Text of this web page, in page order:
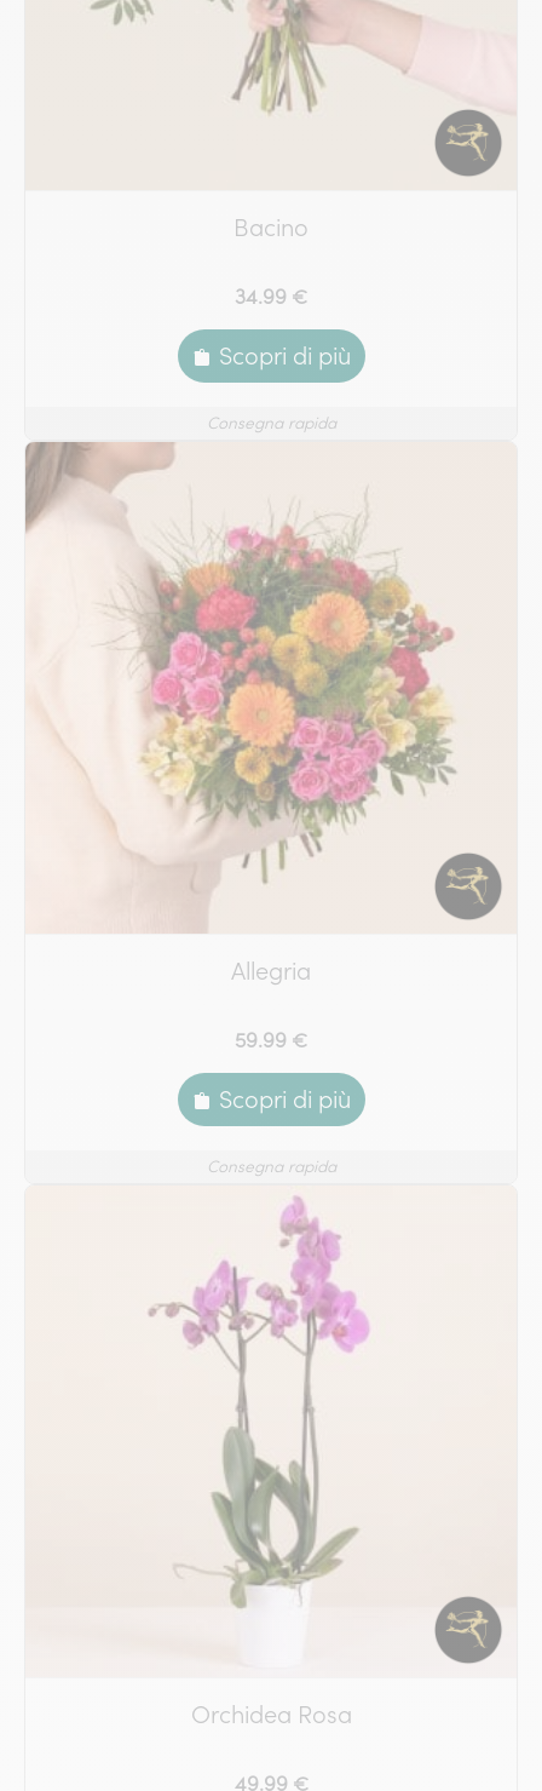
Bacino
34.99 €
Scopri di più
Consegna rapida
Allegria
59.99 €
Scopri di più
Consegna rapida
Orchidea Rosa
49.99 €